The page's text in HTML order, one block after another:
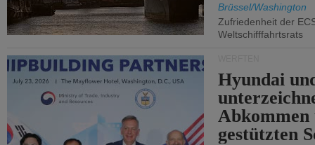
Brüssel/Washington
Zufriedenheit der
Weltschifffahrtsrats
Hyundai
gestützten